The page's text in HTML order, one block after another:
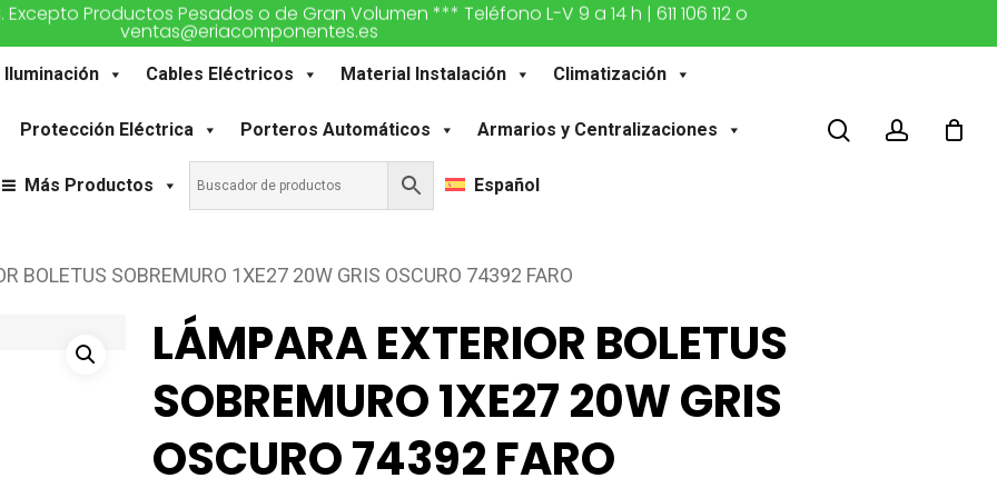
Productos Pesados o de Gran Volumen *** Teléfono L-V 9 a 14 h | 611 106 112 o
ventas@eriacomponentes.es
Iluminación Cables Eléctricos Material Instalación Climatización
Protección Eléctrica Porteros Automáticos Armarios y Centralizaciones
Más Productos Español
buscaraccount
BOLETUS SOBREMURO 1XE27 20W GRIS OSCURO 74392 FARO
LÁMPARA EXTERIOR BOLETUS
SOBREMURO 1XE27 20W GRIS
OSCURO 74392 FARO